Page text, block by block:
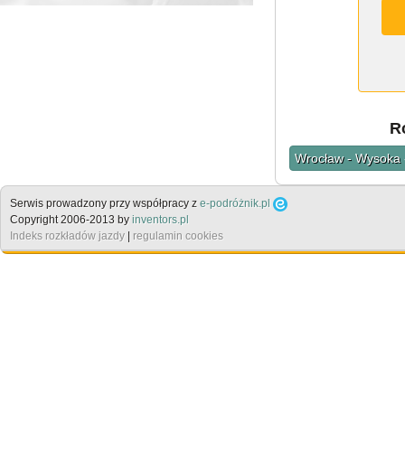
Wrocław -
Serwis prowadzony przy współpracy z e-podróżnik.pl
Copyright 2006-2013 by inventors.pl
Indeks rozkładów jazdy | regulamin cookies